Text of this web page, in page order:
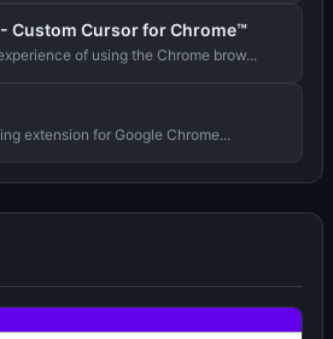
Custom Cursor for Chrome™
of using the Chrome brow...
extension for Google Chrome...